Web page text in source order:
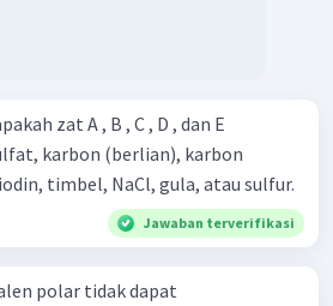
zat A , B , C , D , dan E
karbon (berlian), karbon
timbel, NaCl, gula, atau sulfur.
Jawaban terverifikasi
polar tidak dapat